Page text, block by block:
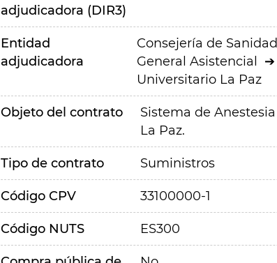
adjudicadora (DIR3)
Entidad
adjudicadora
Consejería de Sanidad
General Asistencial
Universitario La Paz
Objeto del contrato
Sistema de
La Paz.
Tipo de contrato Suministros
Código CPV 33100000-1
Código NUTS ES300